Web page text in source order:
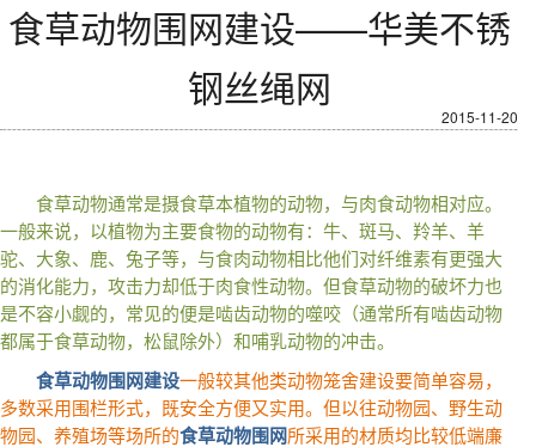
食草动物围网建设——华美不锈
钢丝绳网
2015-11-20
食草动物通常是摄食草本植物的动物，与肉食动物相对应。
一般来说，以植物为主要食物的动物有：牛、斑马、羚羊、羊
驼、大象、鹿、兔子等，与食肉动物相比他们对纤维素有更强大
的消化能力，攻击力却低于肉食性动物。但食草动物的破坏力也
是不容小觑的，常见的便是啮齿动物的噬咬（通常所有啮齿动物
都属于食草动物，松鼠除外）和哺乳动物的冲击。
食草动物围网建设一般较其他类动物笼舍建设要简单容易，
多数采用围栏形式，既安全方便又实用。但以往动物园、野生动
物园、养殖场等场所的食草动物围网所采用的材质均比较低端廉